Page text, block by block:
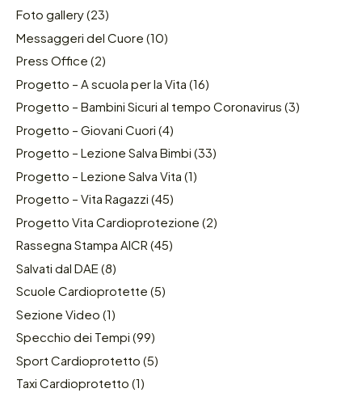
Foto gallery(23)
Messaggeri del Cuore (10)
Press Office (2)
Progetto – A scuola per la Vita (16)
Progetto – Bambini Sicuri al tempo Coronavirus (3)
Progetto – Giovani Cuori (4)
Progetto – Lezione Salva Bimbi (33)
Progetto – Lezione Salva Vita (1)
Progetto – Vita Ragazzi (45)
Progetto Vita Cardioprotezione (2)
Rassegna Stampa AICR (45)
Salvati dal DAE (8)
Scuole Cardioprotette (5)
Sezione Video (1)
Specchio dei Tempi (99)
Sport Cardioprotetto (5)
Taxi Cardioprotetto (1)